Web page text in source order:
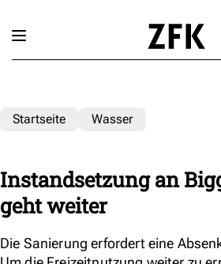
Startseite Wasser
Instandsetzung an
geht weiter
Die Sanierung erfordert eine